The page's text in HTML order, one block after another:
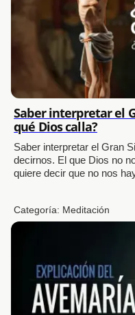
Saber interpretar el
qué Dios calla?
Saber interpretar el Gran
decirnos. El que Dios no
quiere decir que no nos
Categoría: Meditación